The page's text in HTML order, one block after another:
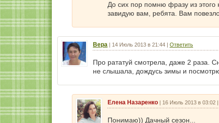
До сих пор помню фразу из этого
завидую вам, ребята. Вам
Вера | 14 Июль 2013 в 21:44 | Ответить
Про рататуй смотрела, даже 2 раза.
не слышала, дождусь зимы и
Елена Назаренко | 16 Июль 2013 в 03:02
Понимаю)) Дачный сезон...